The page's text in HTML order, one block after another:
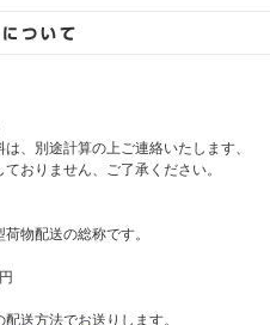
、別途計算の上ご連絡いたします、
おりません、ご了承ください。
物配送の総称です。
送方法でお送りします。